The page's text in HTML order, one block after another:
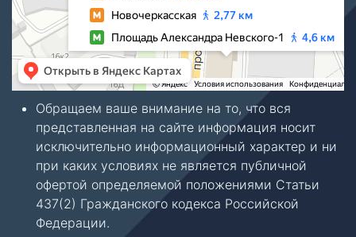
Обращаем ваше внимание на то, что вся
представленная на сайте информация носит
исключительно информационный характер и ни
при каких условиях не является публичной
офертой определяемой положениями Статьи
437(2) Гражданского кодекса Российской
Федерации.